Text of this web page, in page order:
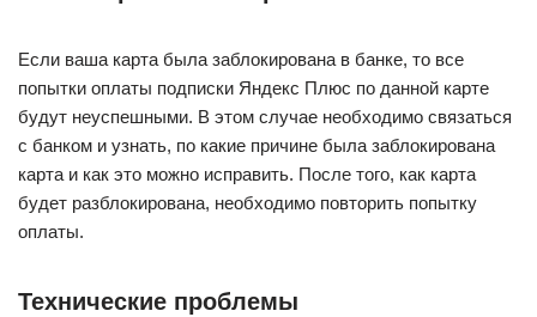
Если ваша карта была заблокирована в банке, то все
попытки оплаты подписки Яндекс Плюс по данной карте
будут неуспешными. В этом случае необходимо связаться
с банком и узнать, по какие причине была заблокирована
карта и как это можно исправить. После того, как карта
будет разблокирована, необходимо повторить попытку
оплаты.
Технические проблемы